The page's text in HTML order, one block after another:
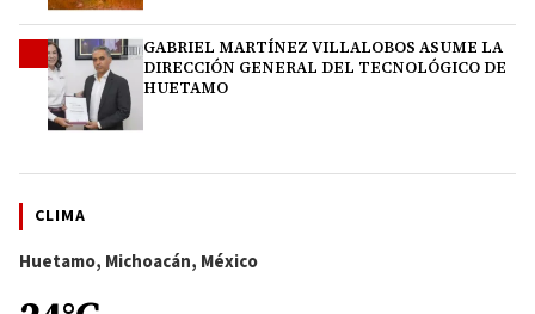
GABRIEL MARTÍNEZ VILLALOBOS ASUME LA
DIRECCIÓN GENERAL DEL TECNOLÓGICO DE
HUETAMO
CLIMA
Huetamo, Michoacán, México